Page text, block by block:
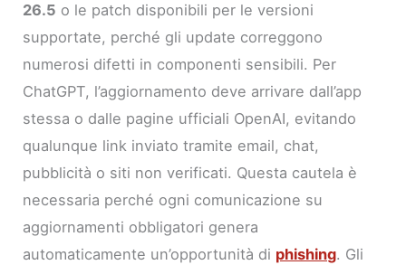
26.5 o le patch disponibili per le versioni
supportate, perché gli update correggono
numerosi difetti in componenti sensibili. Per
ChatGPT, l’aggiornamento deve arrivare dall’app
stessa o dalle pagine ufficiali OpenAI, evitando
qualunque link inviato tramite email, chat,
pubblicità o siti non verificati. Questa cautela è
necessaria perché ogni comunicazione su
aggiornamenti obbligatori genera
automaticamente un’opportunità di phishing. Gli